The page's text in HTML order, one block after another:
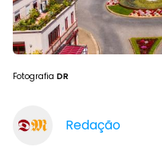
Fotografia DR
Redação